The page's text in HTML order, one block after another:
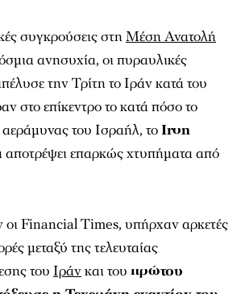
συγκρούσεις στηΜέση Ανατολή
ανησυχία, οι πυραυλικές
την Τρίτη το Ιράν κατά του
στο επίκεντρο το κατά πόσο το
του Ισραήλ, το Iron
αποτρέψει επαρκώς χτυπήματα από
Financial Times, υπήρχαν αρκετές
μεταξύ της τελευταίας
του Ιράνκαι του πρώτου